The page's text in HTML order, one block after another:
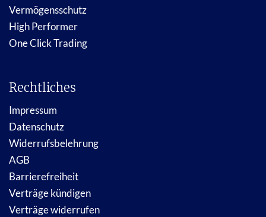
Vermögensschutz
High Performer
One Click Trading
Rechtliches
Impressum
Datenschutz
Widerrufsbelehrung
AGB
Barrierefreiheit
Verträge kündigen
Verträge widerrufen